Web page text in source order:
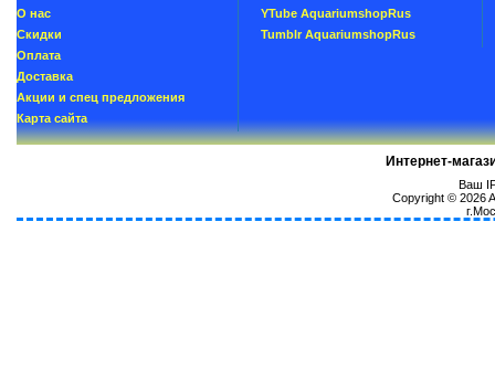
О нас
Скидки
Oплатa
Доставка
Акции и спец предложения
Карта сайта
YTube AquariumshopRus
Tumblr AquariumshopRus
Интернет-
Ваш
Copyright © 2026